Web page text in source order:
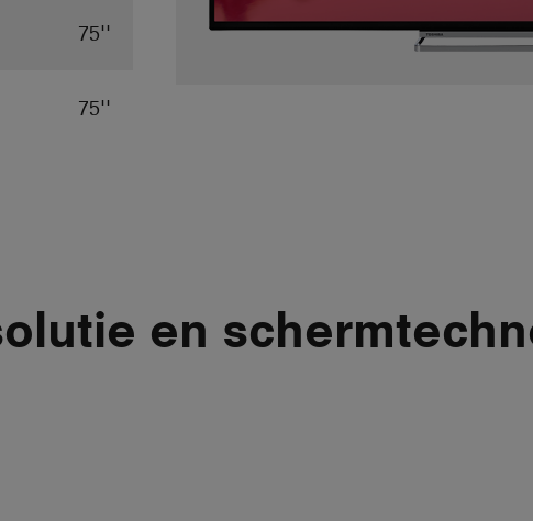
75''
75''
en